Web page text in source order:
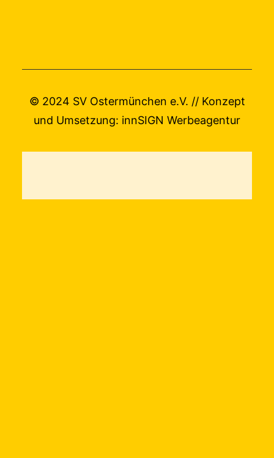
© 2024 SV Ostermünchen e.V. // Konzept
und Umsetzung: innSIGN Werbeagentur